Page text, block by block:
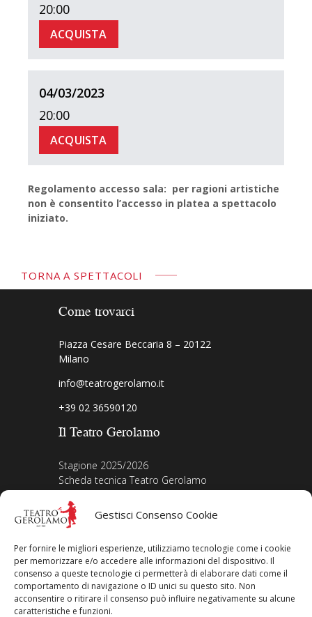
Gestisci Consenso Cookie
Per fornire le migliori esperienze, utilizziamo tecnologie come i cookie
per memorizzare e/o accedere alle informazioni del dispositivo. Il
consenso a queste tecnologie ci permetterà di elaborare dati come il
comportamento di navigazione o ID unici su questo sito. Non
acconsentire o ritirare il consenso può influire negativamente su alcune
caratteristiche e funzioni.
20:00
ACQUISTA
04/03/2023
20:00
ACQUISTA
Regolamento accesso sala: per ragioni artistiche
non è consentito l’accesso in platea a spettacolo
iniziato.
TORNA A SPETTACOLI
Come trovarci
Piazza Cesare Beccaria 8 – 20122
Milano
info@teatrogerolamo.it
+39 02 36590120
Il Teatro Gerolamo
Stagione 2025/2026
Scheda tecnica Teatro Gerolamo
Biografia Direttore
Acquista i biglietti
La nostra storia
Area legale
Contatti
Privacy Policy